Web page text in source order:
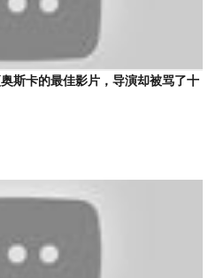
斯卡的最佳影片，导演却被骂了十